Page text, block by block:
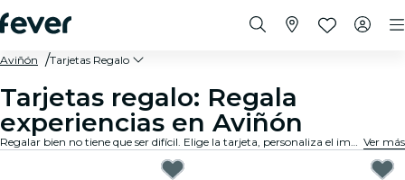
Aviñón Tarjetas Regalo
Tarjetas regalo: Regala
experiencias en Aviñón
Regalar bien no tiene que ser difícil. Elige la tarjeta, personaliza el importe y regala una experiencia que de verdad van a recordar. Rápido, flexible y sin margen de error. Ver más